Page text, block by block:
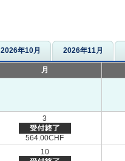
2026年10月 2026年11月
月
3
564.00CHF
10